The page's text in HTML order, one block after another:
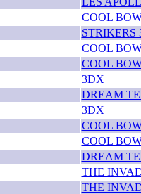
COOL
STRIKERS
COOL
COOL
3DX
DREAM
3DX
COOL
COOL
DREAM
THE
THE